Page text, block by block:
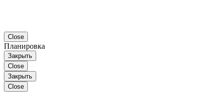
Close
Планировка
Закрыть
Close
Закрыть
Close